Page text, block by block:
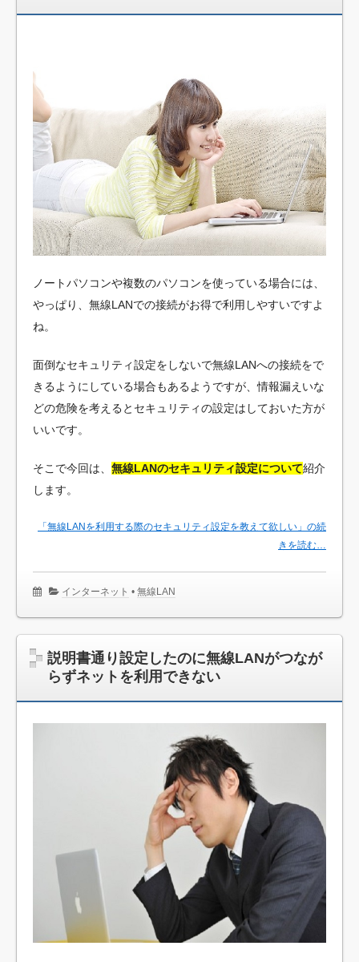
ノートパソコンや複数のパソコンを使っている場合には、
やっぱり、無線LANでの接続がお得で利用しやすいですよ
ね。
面倒なセキュリティ設定をしないで無線LANへの接続をで
きるようにしている場合もあるようですが、情報漏えいな
どの危険を考えるとセキュリティの設定はしておいた方が
いいです。
そこで今回は、 無線LANのセキュリティ設定について紹介
します。
「無線LANを利用する際のセキュリティ設定を教えて欲しい」の続
きを読む…
インターネット •無線LAN
説明書通り設定したのに無線LANがつなが
らずネットを利用できない